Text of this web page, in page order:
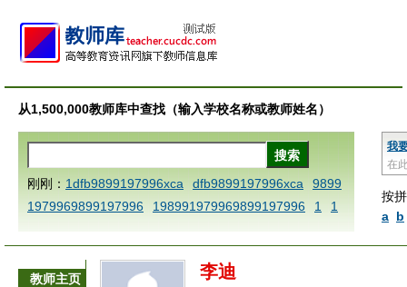
从1,500,000教师库中查找（输入学校名称或教师姓名）
我
在
按
a b
刚刚： 1dfb9899197996xca dfb9899197996xca
9899
1979969899197996
198991979969899197996 1
1
AAABBBCCCdefine blablaenddefine dfbxyzendtemplat
bbccccdddeeexcareplacezo
1dfbabctitlexca
教师主页
李迪